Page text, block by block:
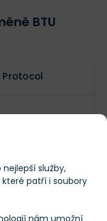
služby,
patří i soubory
nám umožní
BTU
Protocol